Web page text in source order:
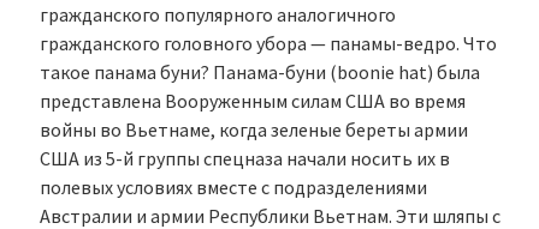
гражданского популярного аналогичного
гражданского головного убора — панамы-ведро. Что
такое панама буни? Панама-буни (boonie hat) была
представлена Вооруженным силам США во время
войны во Вьетнаме, когда зеленые береты армии
США из 5-й группы спецназа начали носить их в
полевых условиях вместе с подразделениями
Австралии и армии Республики Вьетнам. Эти шляпы с